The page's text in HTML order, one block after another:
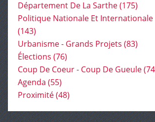
Département De La Sarthe(175)
Politique Nationale Et Internationale
(143)
Urbanisme - Grands Projets (83)
Élections (76)
Coup De Coeur - Coup De Gueule
Agenda (55)
Proximité(48)